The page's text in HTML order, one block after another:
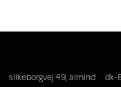
silkeborgvej 49, almind dk-